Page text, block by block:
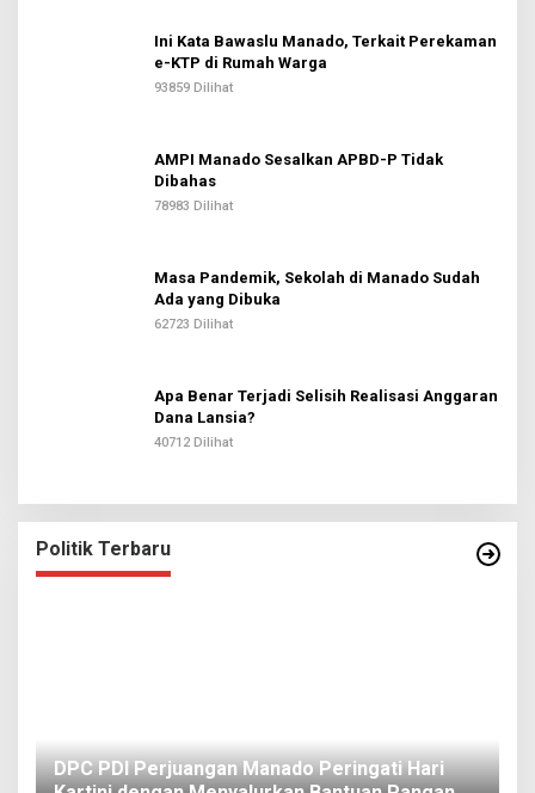
Ini Kata Bawaslu Manado, Terkait Perekaman
e-KTP di Rumah Warga
93859 Dilihat
AMPI Manado Sesalkan APBD-P Tidak
Dibahas
78983 Dilihat
Masa Pandemik, Sekolah di Manado Sudah
Ada yang Dibuka
62723 Dilihat
Apa Benar Terjadi Selisih Realisasi Anggaran
Dana Lansia?
40712 Dilihat
Politik Terbaru
DPC PDI Perjuangan Manado Peringati Hari